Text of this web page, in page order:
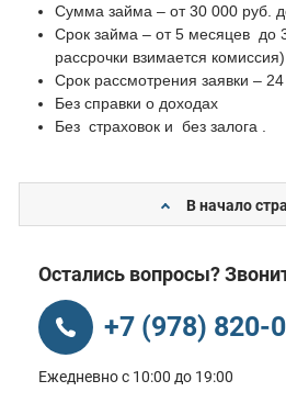
Сумма займа – от 30 000 руб.
Срок займа – от 5 месяцев до
рассрочки взимается комиссия)
Срок рассмотрения заявки – 24
Без справки о доходах
Без страховок и без залога .
В начало
Остались вопросы?
+7 (978) 820-
Ежедневно с 10:00 до 19:00